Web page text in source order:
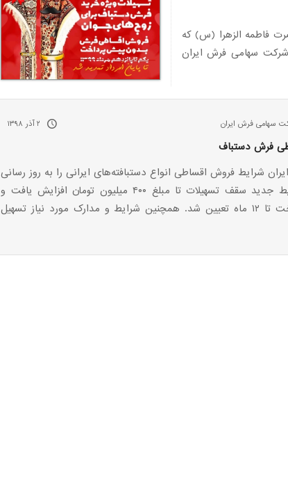
فاطمه الزهرا (س) که
سهامی فرش ایران
سهامی فرش ایران ۲ آذر ۱۳۹۸
فرش دستباف
شرایط فروش اقساطی انواع دستبافته‌های ایرانی را به روز رسانی
کرد. در شرایط جدید سقف تسهیلات تا مبلغ ۴۰۰ میلیون تومان افزایش یافت و
دوره بازپرداخت تا ۱۲ ماه تعیین شد. همچنین شرایط و مدارک مورد نیاز تسهیل